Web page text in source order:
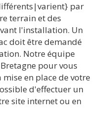
par
terrain et des
l'installation. Un
doit être demandé
Notre équipe
pour vous
en place de votre
d'effectuer un
site internet ou en